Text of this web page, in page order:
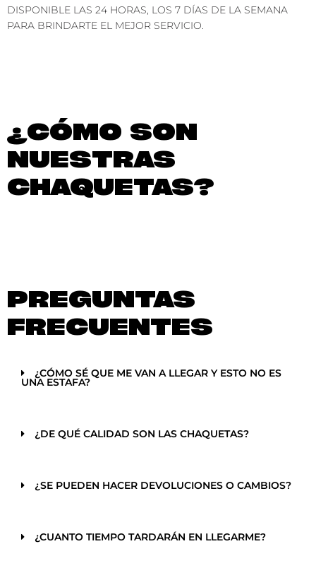
DISPONIBLE LAS 24 HORAS, LOS 7 DÍAS DE LA SEMANA
PARA BRINDARTE EL MEJOR SERVICIO.
¿CÓMO SON
NUESTRAS
CHAQUETAS?
PREGUNTAS
FRECUENTES
¿CÓMO SÉ QUE ME VAN A LLEGAR Y ESTO NO ES
UNA ESTAFA?
¿DE QUÉ CALIDAD SON LAS CHAQUETAS?
¿SE PUEDEN HACER DEVOLUCIONES O CAMBIOS?
¿CUANTO TIEMPO TARDARÁN EN LLEGARME?